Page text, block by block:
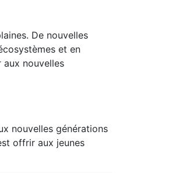
De nouvelles
et en
aux nouvelles
nouvelles générations
offrir aux jeunes